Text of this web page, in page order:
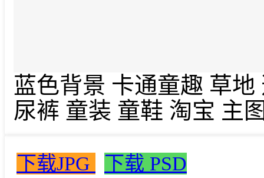
蓝色背景 卡通童趣 草
尿裤 童装 童鞋 淘宝 主
下载JPG 下载 PSD